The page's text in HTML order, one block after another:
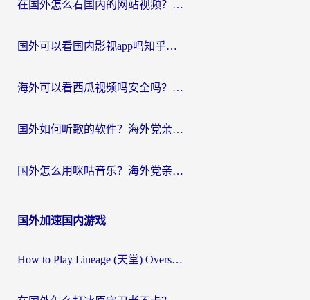
在国外怎么看国内的网站视频？别再踩坑！选对加速器秒回国内冲浪
国外可以看国内影视app吗知乎？留学生亲测有效的回国加速方案
海外可以看西瓜视频吗安全吗？留学生亲测：3步解决回国追剧难题，附靠谱加速器推荐
国外如何听歌的软件？海外党亲测有效的回国加速器指南
国外怎么用咪咕音乐？海外党亲测有效的听歌自由指南
国外加速国内游戏
How to Play Lineage (天堂) Overseas? The Ultimate Guide to Choosing the Best Chinese Server Game Accelerator (在国外打天堂加速器)